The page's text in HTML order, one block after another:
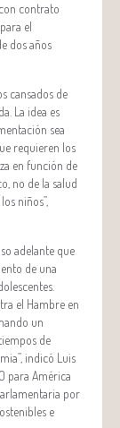
contrato
el
dos años
cansados de
La idea es
sea
requieren los
en función de
no de la salud
niños”,
adelante que
de una
el Hambre en
un
de
indicó Luis
para América
por
e